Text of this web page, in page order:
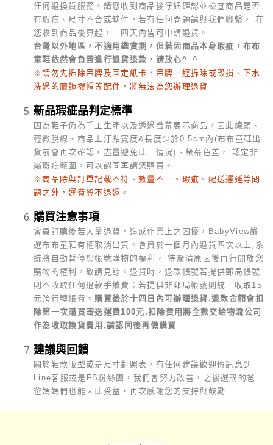
任何退換貨服務。請您收到商品後仔細確認並檢查商品是否
有瑕疵、尺寸不合或缺件，若有任何問題請與我們聯繫， 在
您收到商品後算起，十四天內皆可申請退貨。
台灣以外地區，不適用鑑賞期，但若因商品本身瑕疵，布布
童鞋依然會負責進行退貨退款，請放心^_^
※請勿先拆除吊牌及固定紙卡，吊牌一經拆除或毀損、下水
洗過的服飾襪帽等配件，將無法為您辦理退貨
新品瑕疵品判定標準
因為鞋子仍為手工生產以及透過螢幕展示商品，因此線頭、
輕微脫線、商品上汙點寬度&長度少於0.5cm內(布布童鞋出
貨前會再次確認，盡量避免此一情況)、螢幕色差， 認定非
屬瑕疵範圍。可以認同再請您購買。
※商品除與訂單記載不符、數量不一、瑕疵、配送遲延等問
題之外，運費恕不退還。
購買注意事項
會員訂購後若大量退貨，造成作業上之困擾，BabyView嚴
選布布童鞋有權取消出貨。會員於一個月內退貨四次以上,系
統將自動暫停您帳號購物的權利， 待釐清原因後再行開放您
購物的權利，敬請見諒。 退貨時，退款帳號若提供郵局帳號
則不收取任何退款手續費；若提供非郵局帳號則統一收取15
元跨行轉帳費。 購買後於十四日內可辦理退貨,退款金額會扣
除第一次購買寄送運費100元,扣除費用將全數交給物流公司
作為收取換貨費用,請認同後再做購買
建議與回饋
關於鞋款版型或是尺寸對照表，有任何建議歡迎傳訊息到
Line客服或是FB粉絲團，我們會努力改善，之後選購的爸
爸媽媽們也能因此受益，再次感謝您的支持與鼓勵